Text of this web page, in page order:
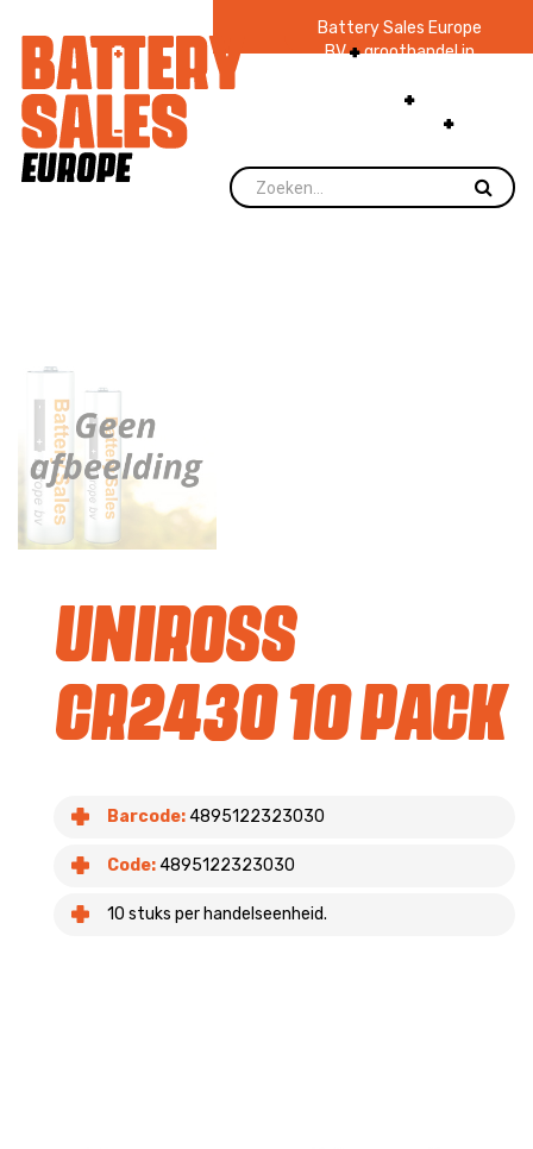
Battery Sales Europe
BV groothandel in
zaklampen Ruim 48
jaar ervaring
voorraad.
Uniross
CR2430 10 pack
Barcode:4895122323030
Code:4895122323030
10 stuks per handelseenheid.